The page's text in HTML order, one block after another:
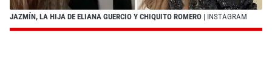
JAZMÍN, LA HIJA DE ELIANA GUERCIO Y CHIQUITO ROMERO | INSTAGRAM